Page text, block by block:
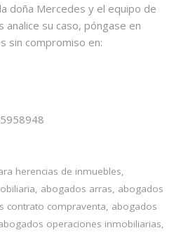
doña Mercedes y el equipo de
analice su caso, póngase en
sin compromiso en:
herencias de inmuebles,
, abogados arras, abogados
contrato compraventa, abogados
operaciones inmobiliarias,